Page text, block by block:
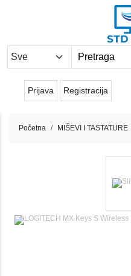
Prijava Registracija
Početna MIŠEVI I TASTATURE